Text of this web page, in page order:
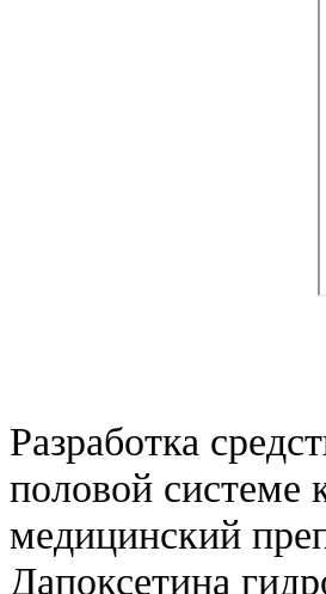
Разработка
половой системе
медицинский
Дапоксетина